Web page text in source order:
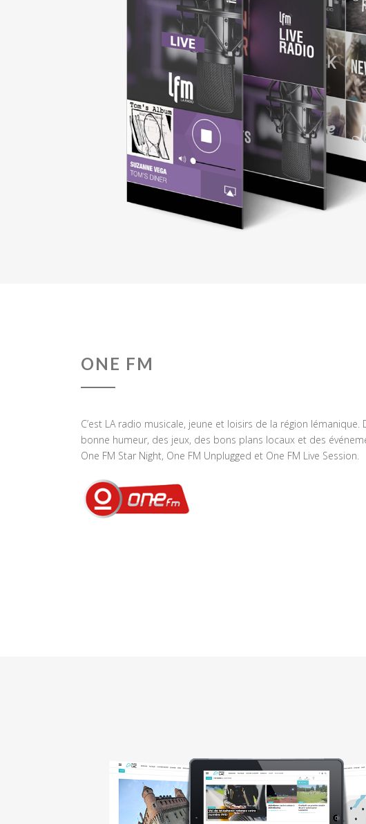
ONE FM
C’est LA radio musicale, jeune et loisirs de la région lémanique.
bonne humeur, des jeux, des bons plans locaux et des
One FM Star Night, One FM Unplugged et One FM Live Session.